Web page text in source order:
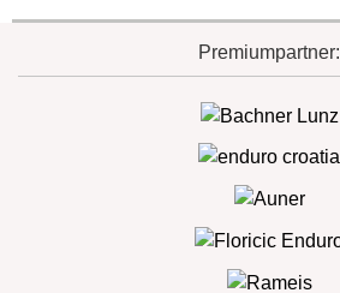
Premiumpartner: